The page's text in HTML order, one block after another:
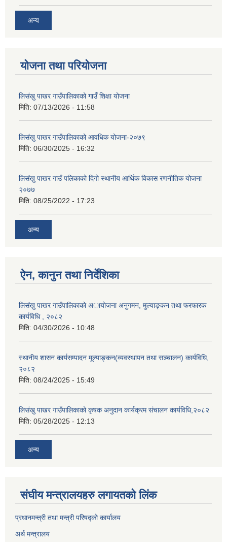
अन्य
योजना तथा परियोजना
लिसंखु पाखर गाउँपालिकाको गाउँ शिक्षा योजना
मिति: 07/13/2026 - 11:58
लिसंखु पाखर गाउँपालिकाको आवधिक योजना-२०७९
मिति: 06/30/2025 - 16:32
लिसंखु पाखर गाउँ पलिकाको दिगो स्थानीय आर्थिक विकास रणनीतिक योजना
२०७७
मिति: 08/25/2022 - 17:23
अन्य
ऐन, कानुन तथा निर्देशिका
लिसंखु पाखर गाउँपालिकाकाे अायाेजना अनुगमन, मुल्याङ्कन तथा फरफारक
कार्यविधि , २०८२
मिति: 04/30/2026 - 10:48
स्थानीय शासन कार्यसम्पादन मूल्याङ्कन(व्यवस्थापन तथा सञ्चालन) कार्यविधि,
२०८२
मिति: 08/24/2025 - 15:49
लिसंखु पाखर गाउँपालिकाको कृषक अनुदान कार्यक्रम संचालन कार्यविधि,२०८२
मिति: 05/28/2025 - 12:13
अन्य
संघीय मन्त्रालयहरु लगायतको लिंक
प्रधानमन्त्री तथा मन्त्री परिषद्को कार्यालय
अर्थ मन्त्रालय